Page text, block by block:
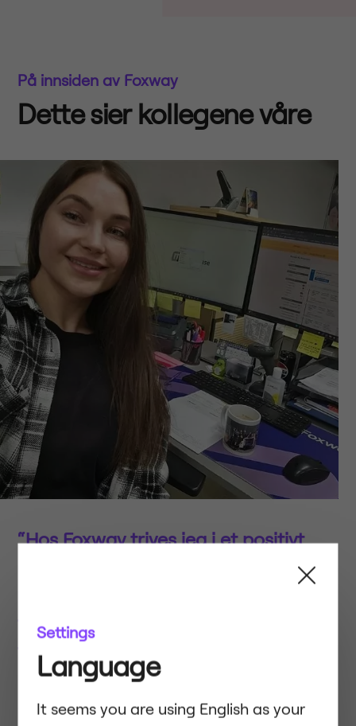
På innsiden av Foxway
Dette sier kollegene våre
“Hos Foxway trives jeg i et positivt
føler meg støttet og stressfri – mye
takket være teamet mitt. Vi hjelper
alltid hverandre, og det gjør
arbeidshverdagen oppriktig hyggelig.
Settings
Language
It seems you are using English as your
Det verkar som att du surfar på